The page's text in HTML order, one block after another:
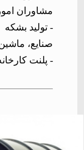
مشاوران
-تولید بشکه
صنایع،
- پلنت